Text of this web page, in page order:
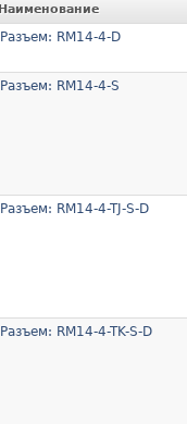
Наименование
Разъем: RM14-4-D
Разъем: RM14-4-S
Разъем: RM14-4-TJ-S-D
Разъем: RM14-4-TK-S-D